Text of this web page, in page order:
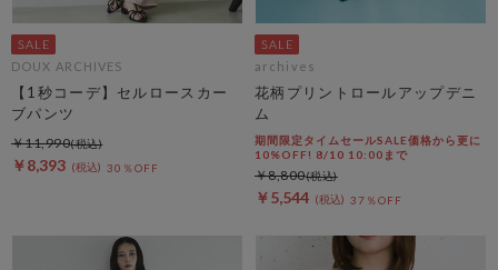
DOUX ARCHIVES
【1秒コーデ】セルロースカー
ブパンツ
￥8,393 30％OFF
￥11,990
archives
花柄プリントロールアップデニ
ム
期間限定タイムセールSALE価格から更に
10%OFF! 8/10 10:00まで
￥5,544 37％OFF
￥8,800